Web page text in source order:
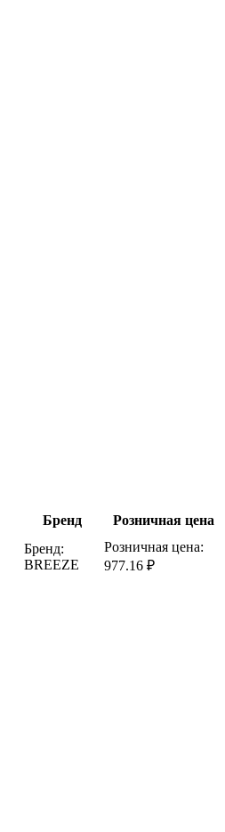
Бренд Розничная цена
Бренд:
BREEZE
Розничная цена:
977.16 ₽